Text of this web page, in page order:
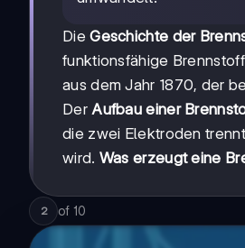
DieGeschichte der
funktionsfähige
aus dem Jahr 1870, der
DerAufbau einer
die zwei Elektroden
wird. Was erzeugt eine
2 of 10